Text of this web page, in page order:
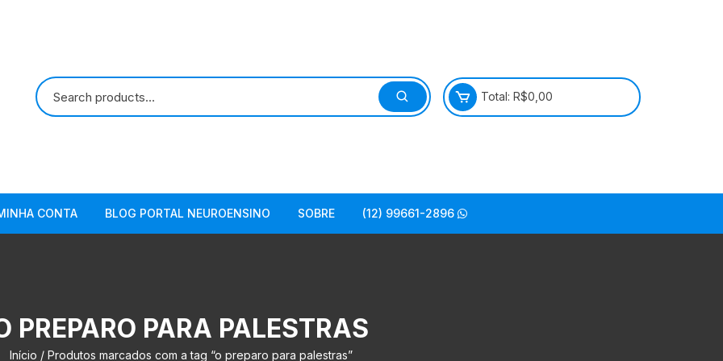
Total: R$0,00
CONTA BLOG PORTAL NEUROENSINO SOBRE (12) 99661-2896
PREPARO PARA PALESTRAS
Início / Produtos marcados com a tag “o preparo para palestras”